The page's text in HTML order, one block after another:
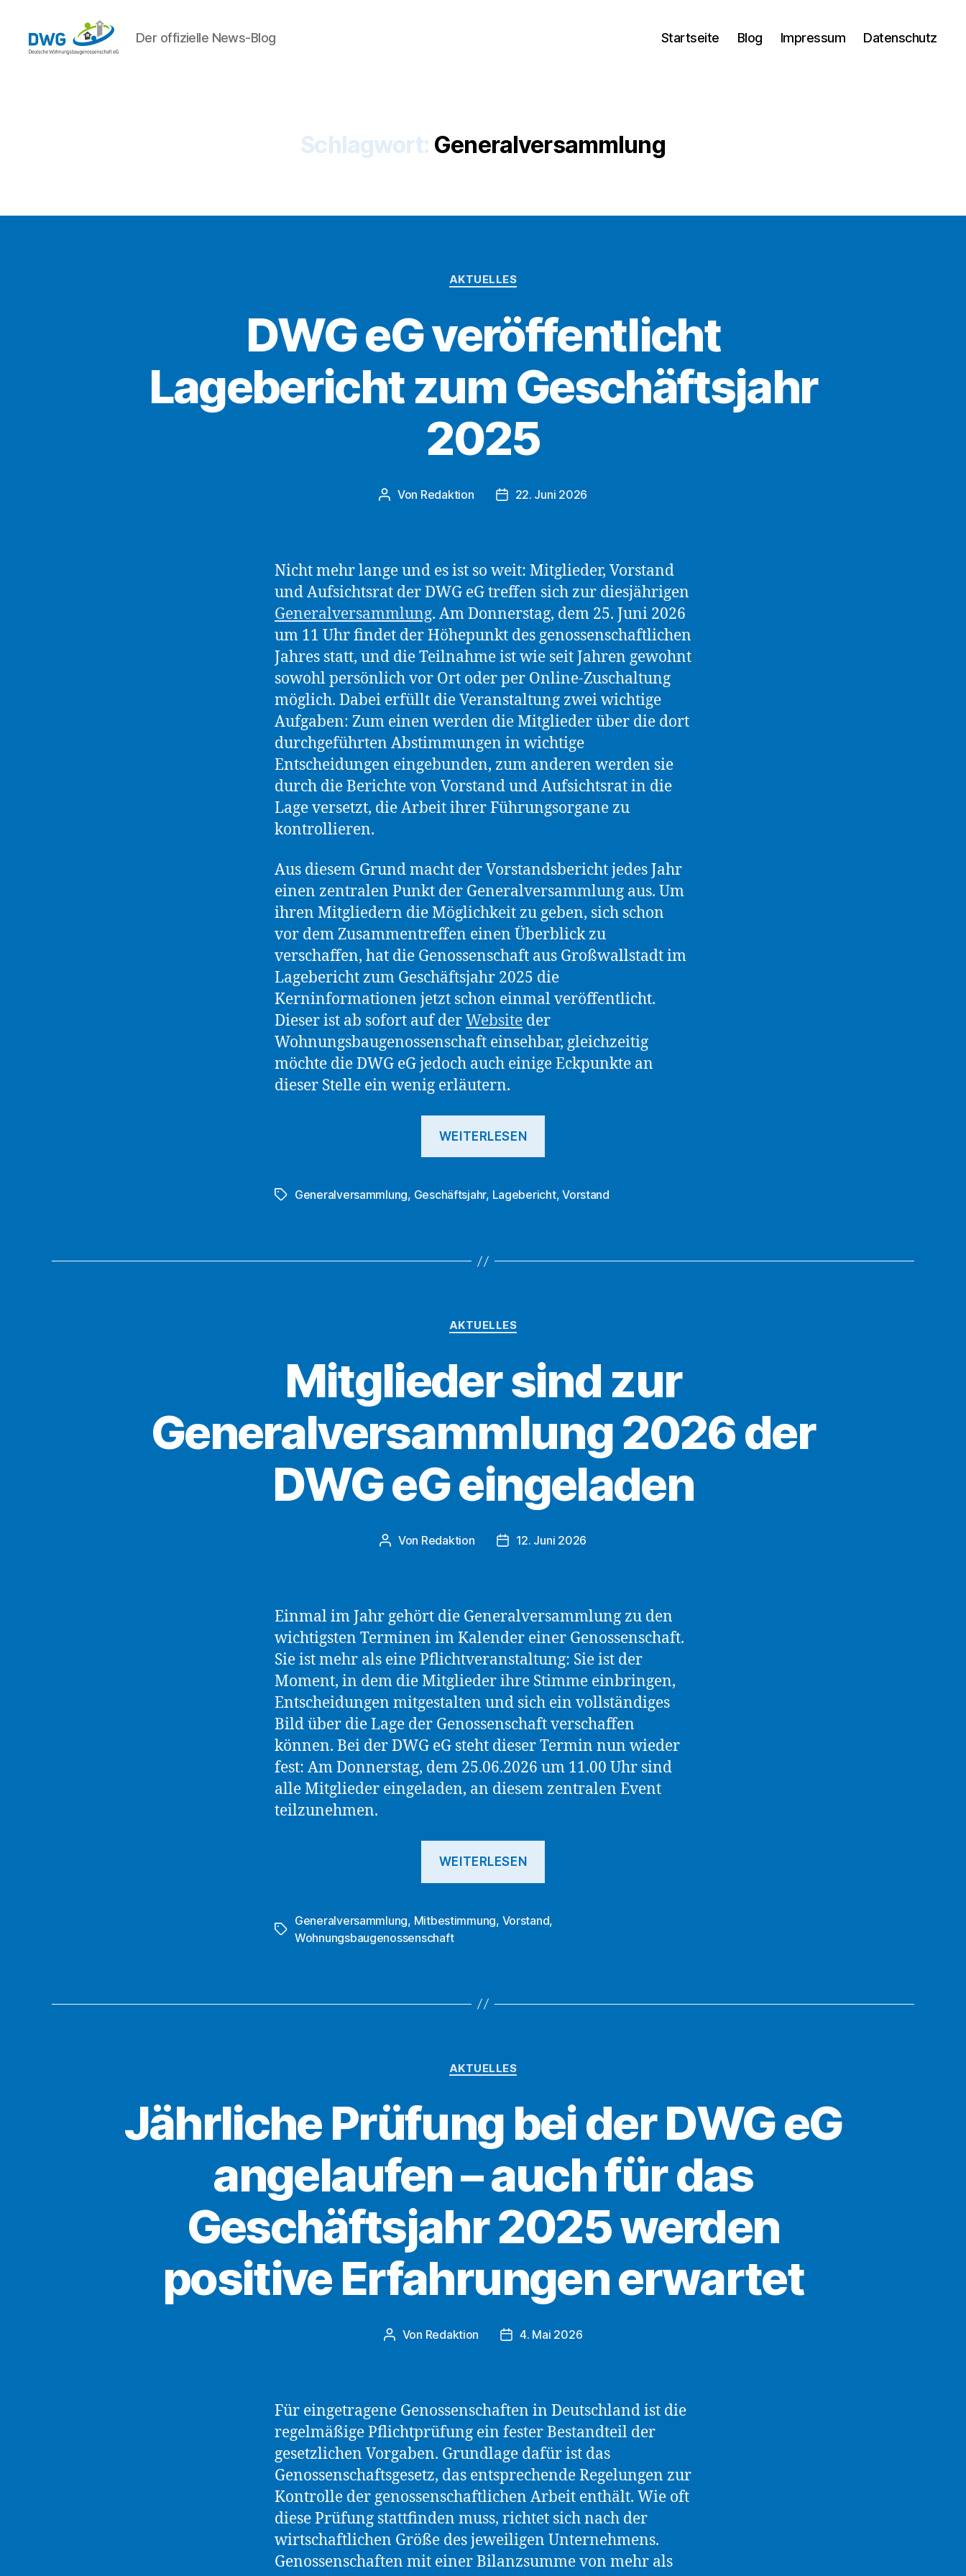
Der offizielle News-Blog Startseite Blog Impressum Datenschutz
Schlagwort: Generalversammlung
Kategorien
AKTUELLES
DWG eG veröffentlicht
Lagebericht zum Geschäftsjahr
2025
Beitragsautor
Von Redaktion Beitragsdatum
22. Juni 2026
Nicht mehr lange und es ist so weit: Mitglieder, Vorstand
und Aufsichtsrat der DWG eG treffen sich zur diesjährigen
Generalversammlung. Am Donnerstag, dem 25. Juni 2026
um 11 Uhr findet der Höhepunkt des genossenschaftlichen
Jahres statt, und die Teilnahme ist wie seit Jahren gewohnt
sowohl persönlich vor Ort oder per Online-Zuschaltung
möglich. Dabei erfüllt die Veranstaltung zwei wichtige
Aufgaben: Zum einen werden die Mitglieder über die dort
durchgeführten Abstimmungen in wichtige
Entscheidungen eingebunden, zum anderen werden sie
durch die Berichte von Vorstand und Aufsichtsrat in die
Lage versetzt, die Arbeit ihrer Führungsorgane zu
kontrollieren.
Aus diesem Grund macht der Vorstandsbericht jedes Jahr
einen zentralen Punkt der Generalversammlung aus. Um
ihren Mitgliedern die Möglichkeit zu geben, sich schon
vor dem Zusammentreffen einen Überblick zu
verschaffen, hat die Genossenschaft aus Großwallstadt im
Lagebericht zum Geschäftsjahr 2025 die
Kerninformationen jetzt schon einmal veröffentlicht.
Dieser ist ab sofort auf derWebsite der
Wohnungsbaugenossenschaft einsehbar, gleichzeitig
möchte die DWG eG jedoch auch einige Eckpunkte an
dieser Stelle ein wenig erläutern.
WEITERLESEN
Lagebericht
2025“
Schlagwörter
Generalversammlung, Geschäftsjahr, Lagebericht,Vorstand
Kategorien
AKTUELLES
Mitglieder sind zur
Generalversammlung 2026 der
DWG eG eingeladen
Beitragsautor
Von Redaktion Beitragsdatum
12. Juni 2026
Einmal im Jahr gehört die Generalversammlung zu den
wichtigsten Terminen im Kalender einer Genossenschaft.
Sie ist mehr als eine Pflichtveranstaltung: Sie ist der
Moment, in dem die Mitglieder ihre Stimme einbringen,
Entscheidungen mitgestalten und sich ein vollständiges
Bild über die Lage der Genossenschaft verschaffen
können. Bei der DWG eG steht dieser Termin nun wieder
fest: Am Donnerstag, dem 25.06.2026 um 11.00 Uhr sind
alle Mitglieder eingeladen, an diesem zentralen Event
teilzunehmen.
WEITERLESEN
Generalversammlung
eG
Schlagwörter
Generalversammlung, Mitbestimmung, Vorstand,
Wohnungsbaugenossenschaft
Kategorien
AKTUELLES
Jährliche Prüfung bei der DWG eG
angelaufen – auch für das
Geschäftsjahr 2025 werden
positive Erfahrungen erwartet
Beitragsautor
Von Redaktion Beitragsdatum
4. Mai 2026
Für eingetragene Genossenschaften in Deutschland ist die
regelmäßige Pflichtprüfung ein fester Bestandteil der
gesetzlichen Vorgaben. Grundlage dafür ist das
Genossenschaftsgesetz, das entsprechende Regelungen zur
Kontrolle der genossenschaftlichen Arbeit enthält. Wie oft
diese Prüfung stattfinden muss, richtet sich nach der
wirtschaftlichen Größe des jeweiligen Unternehmens.
Genossenschaften mit einer Bilanzsumme von mehr als